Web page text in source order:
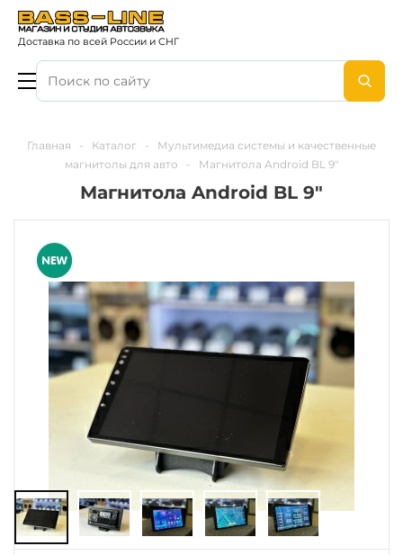
Доставка по всей России и СНГ
Главная - Каталог -
Мультимедиа системы и качественные
магнитолы для авто
- Магнитола Android BL 9"
Магнитола Android BL 9"